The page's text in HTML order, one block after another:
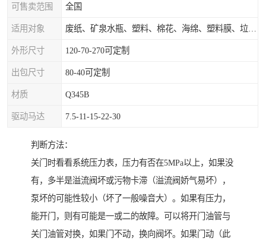
可售卖范围 全国
适用对象
外形尺寸 120-70-270可定制
出包尺寸 80-40可定制
材质 Q345B
驱动马达 7.5-11-15-22-30
判断方法：
关门时看看系统压力表，压力有否在5MPa以上，如果没
有，多半是溢流阀坏或污物卡滞（溢流阀娇气易坏），
泵坏的可能性较小（坏了一般噪音大）。如果有压力，
能开门，则有可能是一或二的故障。可以将开门油管与
关门油管对换，如果门不动，换向阀坏。如果门动（此